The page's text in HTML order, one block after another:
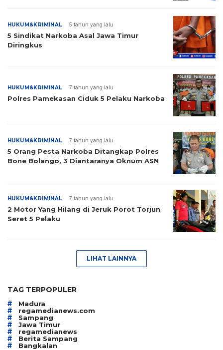
HUKUM&KRIMINAL 5 tahun yang lalu
5 Sindikat Narkoba Asal Jawa Timur
Diringkus
HUKUM&KRIMINAL 7 tahun yang lalu
Polres Pamekasan Ciduk 5 Pelaku Narkoba
HUKUM&KRIMINAL 7 tahun yang lalu
5 Orang Pesta Narkoba Ditangkap Polres
Bone Bolango, 3 Diantaranya Oknum ASN
HUKUM&KRIMINAL 7 tahun yang lalu
2 Motor Yang Hilang di Jeruk Porot Torjun
Seret 5 Pelaku
LIHAT LAINNYA
TAG TERPOPULER
# Madura
# regamedianews.com
# Sampang
# Jawa Timur
# regamedianews
# Berita Sampang
# Bangkalan